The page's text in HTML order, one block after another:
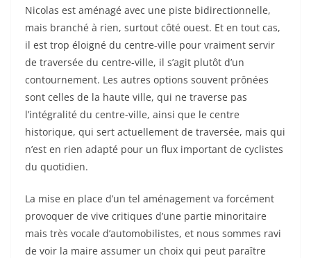
Nicolas est aménagé avec une piste bidirectionnelle,
mais branché à rien, surtout côté ouest. Et en tout cas,
il est trop éloigné du centre-ville pour vraiment servir
de traversée du centre-ville, il s’agit plutôt d’un
contournement. Les autres options souvent prônées
sont celles de la haute ville, qui ne traverse pas
l’intégralité du centre-ville, ainsi que le centre
historique, qui sert actuellement de traversée, mais qui
n’est en rien adapté pour un flux important de cyclistes
du quotidien.
La mise en place d’un tel aménagement va forcément
provoquer de vive critiques d’une partie minoritaire
mais très vocale d’automobilistes, et nous sommes ravi
de voir la maire assumer un choix qui peut paraître